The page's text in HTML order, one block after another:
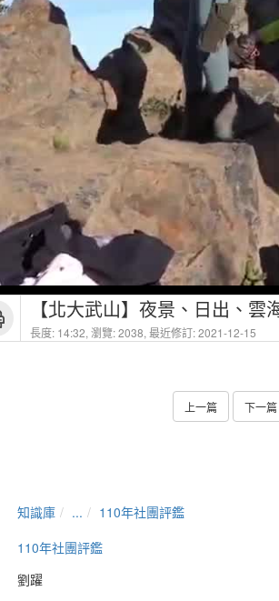
長度: 14:32, 瀏覽: 2038, 最近修訂: 2021-12-15
上一篇 下一篇
知識庫 ...
110年社團評鑑
110年社團評鑑
劉躍